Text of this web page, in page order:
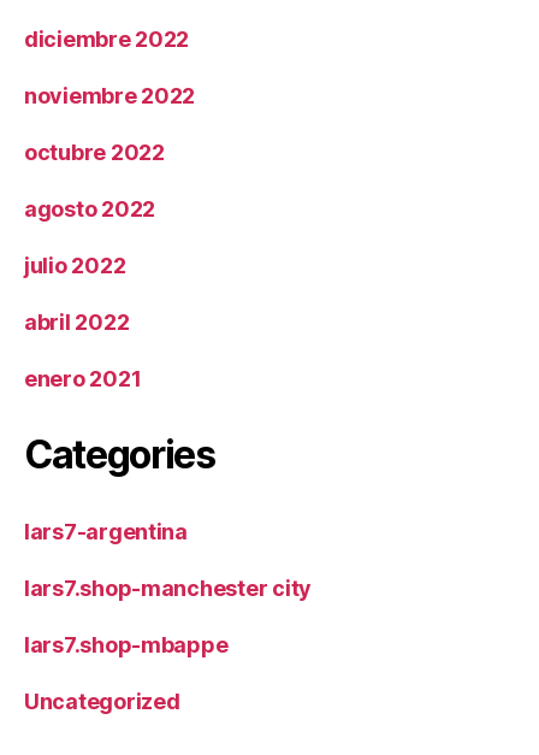
diciembre 2022
noviembre 2022
octubre 2022
agosto 2022
julio 2022
abril 2022
enero 2021
Categories
lars7-argentina
lars7.shop-manchester city
lars7.shop-mbappe
Uncategorized